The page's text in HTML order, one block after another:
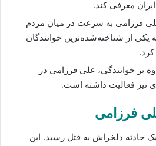
معرفی کند.
فرزامی به سرعت در میان مردم
یکی از شناخته‌شده‌ترین خوانندگان
بر خوانندگی، علی فرزامی در
نیز فعالیت داشته است.
فرزامی
حادثه دلخراش به قتل رسید. این